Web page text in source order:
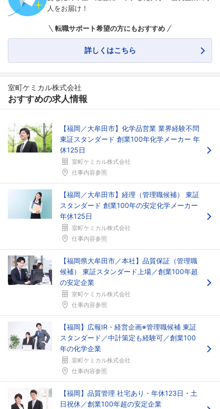
フォローしました
こちらの企業もフォローしませんか？
人をお届け！
転職サポート希望の方にもおすすめ
詳しくはこちら
室町ケミカル株式会社
おすすめの求人情報
【福岡／大牟田市】化学品営業 業界経験不問
東証スタンダード 創業100年化学メーカー 年
休125日
室町ケミカル株式会社
仕事内容参照
【福岡／大牟田市】経理（管理職候補） 東証
スタンダード 創業100年の安定化学メーカー
年休125日
室町ケミカル株式会社
仕事内容参照
【福岡県大牟田市／本社】品質保証（管理職
候補） 東証スタンダード上場／創業100年超
の安定企業
室町ケミカル株式会社
仕事内容参照
【福岡】広報IR・経営企画※管理職候補 東証
スタンダード／中計策定も経験可／創業100
年の化学企業
室町ケミカル株式会社
仕事内容参照
【福岡】品質管理 社宅あり・年休123日・土
日祝休／創業100年超の安定企業